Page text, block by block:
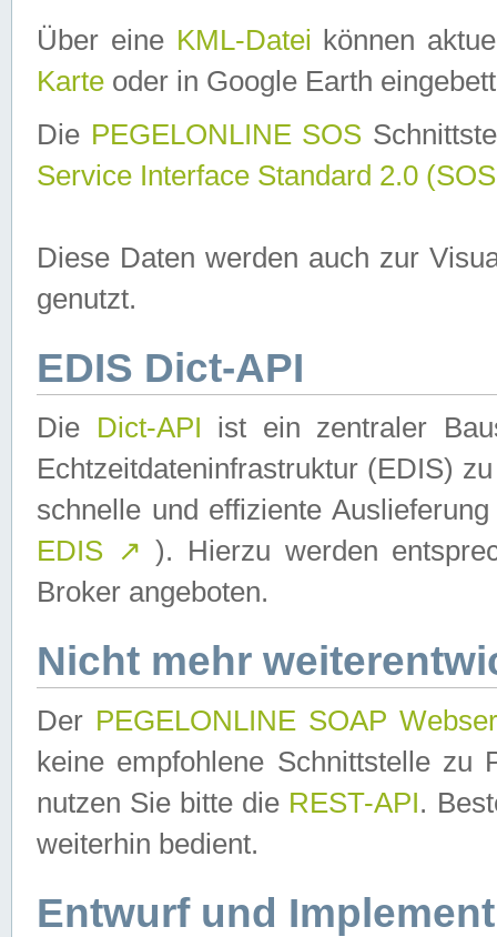
Über eine KML-Datei können
Karte oder in Google Earth
Die PEGELONLINE SOS
Service Interface Standard 2.0
Diese Daten werden auch zur
genutzt.
EDIS Dict-API
Die Dict-API ist ein zentraler
Echtzeitdateninfrastruktur (EDIS)
schnelle und effiziente
EDIS ↗ ). Hierzu werden
Broker angeboten.
Nicht mehr
Der PEGELONLINE SOAP
keine empfohlene Schnittstelle zu
nutzen Sie bitte die REST-API.
weiterhin bedient.
Entwurf und